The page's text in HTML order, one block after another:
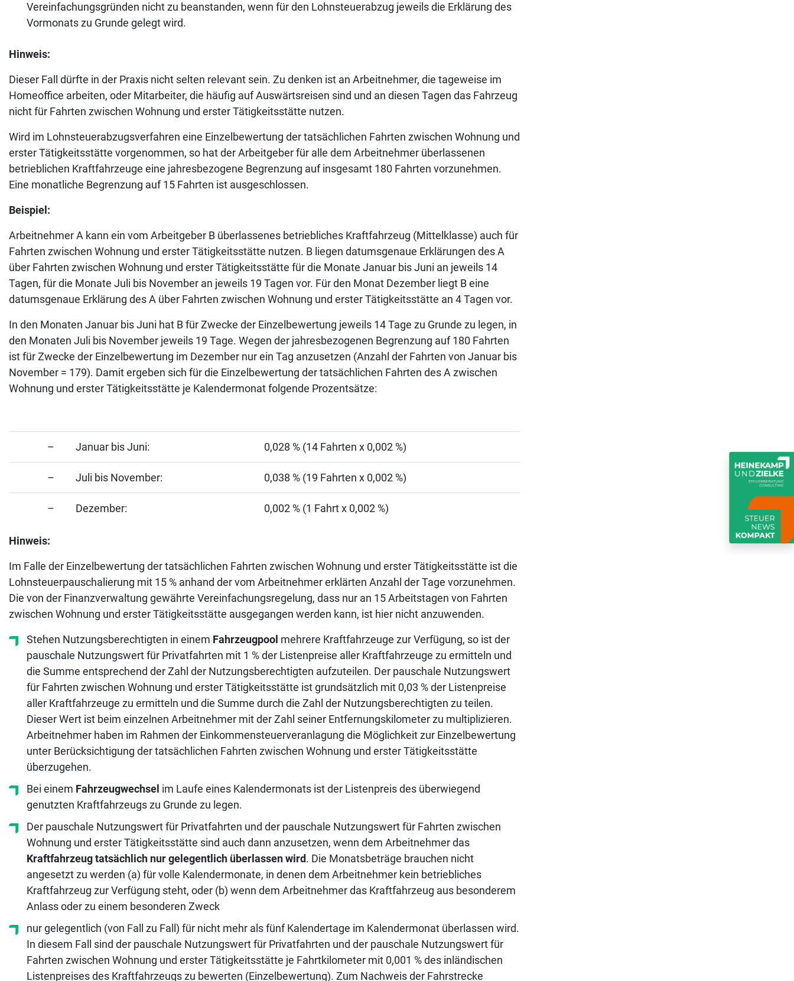
Vereinfachungsgründen nicht zu beanstanden, wenn für den Lohnsteuerabzug jeweils die Erklärung des
Vormonats zu Grunde gelegt wird.
Hinweis:
Dieser Fall dürfte in der Praxis nicht selten relevant sein. Zu denken ist an Arbeitnehmer, die tageweise im
Homeoffice arbeiten, oder Mitarbeiter, die häufig auf Auswärtsreisen sind und an diesen Tagen das Fahrzeug
nicht für Fahrten zwischen Wohnung und erster Tätigkeitsstätte nutzen.
Wird im Lohnsteuerabzugsverfahren eine Einzelbewertung der tatsächlichen Fahrten zwischen Wohnung und
erster Tätigkeitsstätte vorgenommen, so hat der Arbeitgeber für alle dem Arbeitnehmer überlassenen
betrieblichen Kraftfahrzeuge eine jahresbezogene Begrenzung auf insgesamt 180 Fahrten vorzunehmen.
Eine monatliche Begrenzung auf 15 Fahrten ist ausgeschlossen.
Beispiel:
Arbeitnehmer A kann ein vom Arbeitgeber B überlassenes betriebliches Kraftfahrzeug (Mittelklasse) auch für
Fahrten zwischen Wohnung und erster Tätigkeitsstätte nutzen. B liegen datumsgenaue Erklärungen des A
über Fahrten zwischen Wohnung und erster Tätigkeitsstätte für die Monate Januar bis Juni an jeweils 14
Tagen, für die Monate Juli bis November an jeweils 19 Tagen vor. Für den Monat Dezember liegt B eine
datumsgenaue Erklärung des A über Fahrten zwischen Wohnung und erster Tätigkeitsstätte an 4 Tagen vor.
In den Monaten Januar bis Juni hat B für Zwecke der Einzelbewertung jeweils 14 Tage zu Grunde zu legen, in
den Monaten Juli bis November jeweils 19 Tage. Wegen der jahresbezogenen Begrenzung auf 180 Fahrten
ist für Zwecke der Einzelbewertung im Dezember nur ein Tag anzusetzen (Anzahl der Fahrten von Januar bis
November = 179). Damit ergeben sich für die Einzelbewertung der tatsächlichen Fahrten des A zwischen
Wohnung und erster Tätigkeitsstätte je Kalendermonat folgende Prozentsätze:
– Januar bis Juni: 0,028 % (14 Fahrten x 0,002 %)
– Juli bis November: 0,038 % (19 Fahrten x 0,002 %)
– Dezember: 0,002 % (1 Fahrt x 0,002 %)
Hinweis:
Im Falle der Einzelbewertung der tatsächlichen Fahrten zwischen Wohnung und erster Tätigkeitsstätte ist die
Lohnsteuerpauschalierung mit 15 % anhand der vom Arbeitnehmer erklärten Anzahl der Tage vorzunehmen.
Die von der Finanzverwaltung gewährte Vereinfachungsregelung, dass nur an 15 Arbeitstagen von Fahrten
zwischen Wohnung und erster Tätigkeitsstätte ausgegangen werden kann, ist hier nicht anzuwenden.
Stehen Nutzungsberechtigten in einem Fahrzeugpool mehrere Kraftfahrzeuge zur Verfügung, so ist der
pauschale Nutzungswert für Privatfahrten mit 1 % der Listenpreise aller Kraftfahrzeuge zu ermitteln und
die Summe entsprechend der Zahl der Nutzungsberechtigten aufzuteilen. Der pauschale Nutzungswert
für Fahrten zwischen Wohnung und erster Tätigkeitsstätte ist grundsätzlich mit 0,03 % der Listenpreise
aller Kraftfahrzeuge zu ermitteln und die Summe durch die Zahl der Nutzungsberechtigten zu teilen.
Dieser Wert ist beim einzelnen Arbeitnehmer mit der Zahl seiner Entfernungskilometer zu multiplizieren.
Arbeitnehmer haben im Rahmen der Einkommensteuerveranlagung die Möglichkeit zur Einzelbewertung
unter Berücksichtigung der tatsächlichen Fahrten zwischen Wohnung und erster Tätigkeitsstätte
überzugehen.
Bei einem Fahrzeugwechsel im Laufe eines Kalendermonats ist der Listenpreis des überwiegend
genutzten Kraftfahrzeugs zu Grunde zu legen.
Der pauschale Nutzungswert für Privatfahrten und der pauschale Nutzungswert für Fahrten zwischen
Wohnung und erster Tätigkeitsstätte sind auch dann anzusetzen, wenn dem Arbeitnehmer das
Kraftfahrzeug tatsächlich nur gelegentlich überlassen wird. Die Monatsbeträge brauchen nicht
angesetzt zu werden (a) für volle Kalendermonate, in denen dem Arbeitnehmer kein betriebliches
Kraftfahrzeug zur Verfügung steht, oder (b) wenn dem Arbeitnehmer das Kraftfahrzeug aus besonderem
Anlass oder zu einem besonderen Zweck
nur gelegentlich (von Fall zu Fall) für nicht mehr als fünf Kalendertage im Kalendermonat überlassen wird.
In diesem Fall sind der pauschale Nutzungswert für Privatfahrten und der pauschale Nutzungswert für
Fahrten zwischen Wohnung und erster Tätigkeitsstätte je Fahrtkilometer mit 0,001 % des inländischen
Listenpreises des Kraftfahrzeugs zu bewerten (Einzelbewertung). Zum Nachweis der Fahrstrecke